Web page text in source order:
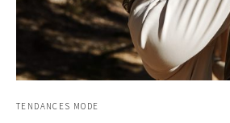
TENDANCES MODE